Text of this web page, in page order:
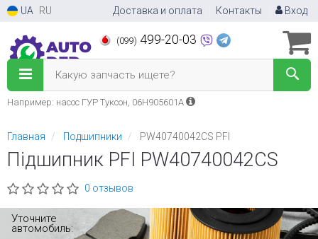
UA RU Доставка и оплата Контакты Вход
(099) 499-20-03
Какую запчасть ищете?
Например: насос ГУР Туксон, 06H905601A
Главная Подшипники PW40740042CS PFI
Підшипник PFI PW40740042CS
0 отзывов
Уточните
автомобиль: